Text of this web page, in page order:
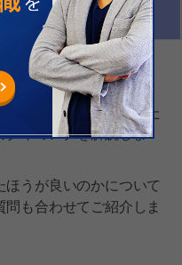
て？おすすめを
ベストな時期を知りた
タイミングを解説しま
ほうが良いのかについて
も合わせてご紹介しま